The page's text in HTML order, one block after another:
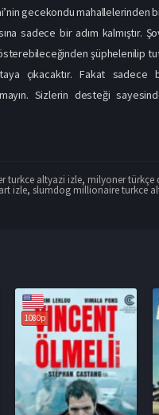
gecekondu mahallelerinden
sadece bir adım kalmıştır.
şüphelenilip
çıkacaktır. Fakat
Sizlerin desteği
turkce altyazi izle, milyoner türkçe
izle, slumdog millionaire turkce
1080p